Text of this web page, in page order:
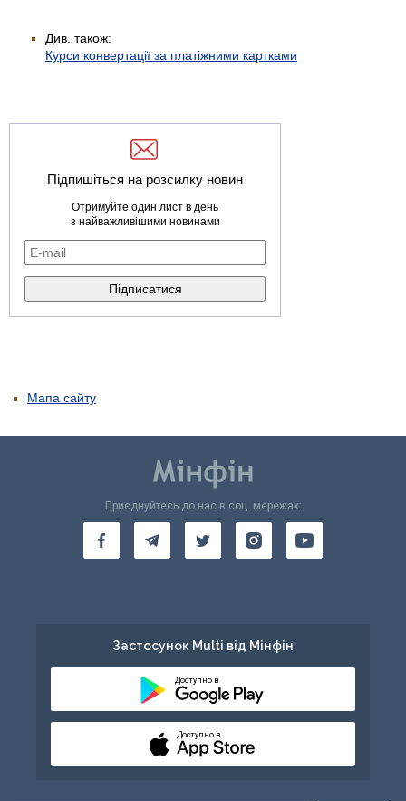
Див. також:
Курси конвертації за платіжними картками
Підпишіться на розсилку новин
Отримуйте один лист в день
з найважливішими новинами
Мапа сайту
Приєднуйтесь до нас в соц. мережах:
Застосунок Multi від Мінфін
Доступно в
Доступно в